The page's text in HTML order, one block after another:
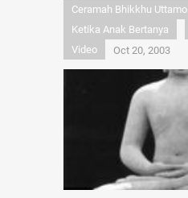
Ceramah Bhikkhu Uttamo
Ketika Anak Bertanya
Video
Oct 20, 2003